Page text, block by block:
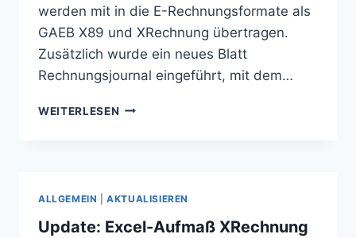
werden mit in die E-Rechnungsformate als
GAEB X89 und XRechnung übertragen.
Zusätzlich wurde ein neues Blatt
Rechnungsjournal eingeführt, mit dem…
WEITERLESEN UPDATE:
ALLGEMEIN |AKTUALISIEREN
Update: Excel-Aufmaß XRechnung